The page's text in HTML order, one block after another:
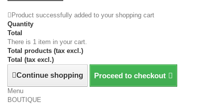
Product successfully added to your shopping cart
Quantity
Total
There is 1 item in your cart.
Total products (tax excl.)
Total (tax excl.)
Continue shopping Proceed to checkout
Menu
BOUTIQUE